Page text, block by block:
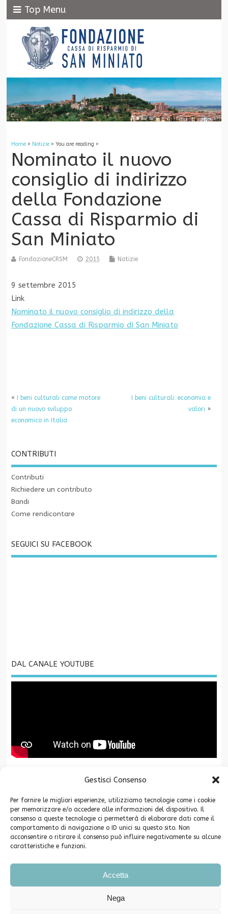
Gestisci Consenso
Per fornire le migliori esperienze, utilizziamo tecnologie come i cookie
per memorizzare e/o accedere alle informazioni del dispositivo. Il
consenso a queste tecnologie ci permetterà di elaborare dati come il
comportamento di navigazione o ID unici su questo sito. Non
acconsentire o ritirare il consenso può influire negativamente su alcune
caratteristiche e funzioni.
Accetta
Nega
Top Menu
Home» Notizie» You are reading »
Nominato il nuovo
consiglio di indirizzo
della Fondazione
Cassa di Risparmio di
San Miniato
FondazioneCRSM 2015 Notizie
9 settembre 2015
Link
Nominato il nuovo consiglio di indirizzo della
Fondazione Cassa di Risparmio di San Miniato
«
I beni culturali come motore
di un nuovo sviluppo
economico in Italia
I beni culturali: economia e
valori »
CONTRIBUTI
Contributi
Richiedere un contributo
Bandi
Come rendicontare
SEGUICI SU FACEBOOK
DAL CANALE YOUTUBE
La Fondazione CR San Miniato è associata a
Copyright ©2026. Fondazione Cassa di Risparmio di San Miniato -
Telefono e Fax 0571-546790 PEC info@pec.fondazionecrsm.it